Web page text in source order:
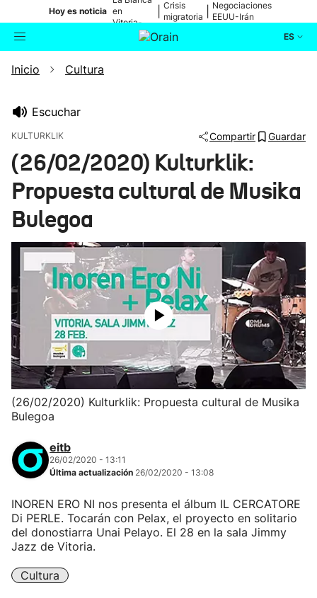
Hoy es noticia en
Vitoria-
Gasteiz
Crisis
migratoria
Negociaciones
EEUU-Irán
ES
Buscador
Ikusmiran
Inicio Cultura
Escuchar
KULTURKLIK Compartir Guardar
(26/02/2020) Kulturklik:
Propuesta cultural de Musika
Bulegoa
(26/02/2020) Kulturklik: Propuesta cultural de Musika
Bulegoa
eitb
26/02/2020 - 13:11
Última actualización 26/02/2020 - 13:08
INOREN ERO NI nos presenta el álbum IL CERCATORE
Di PERLE. Tocarán con Pelax, el proyecto en solitario
del donostiarra Unai Pelayo. El 28 en la sala Jimmy
Jazz de Vitoria.
Cultura